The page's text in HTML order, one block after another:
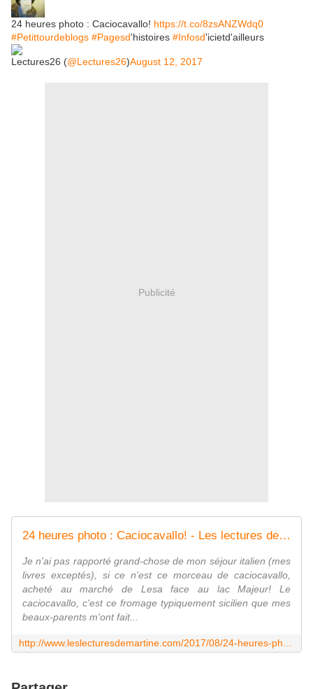
24 heures photo : Caciocavallo! https://t.co/8zsANZWdq0
#Petittourdeblogs #Pagesd'histoires #Infosd'icietd'ailleurs
Lectures26 (@Lectures26)August 12, 2017
Publicité
24 heures photo : Caciocavallo! - Les lectures de Martine (et plus)
Je n'ai pas rapporté grand-chose de mon séjour italien (mes
livres exceptés), si ce n'est ce morceau de caciocavallo,
acheté au marché de Lesa face au lac Majeur! Le
caciocavallo, c'est ce fromage typiquement sicilien que mes
beaux-parents m'ont fait...